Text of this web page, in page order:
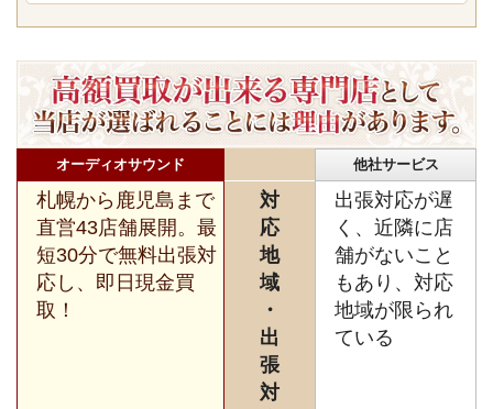
オーディオサウンド 他社サービス
札幌から鹿児島まで
直営43店舗展開。最
短30分で無料出張対
応し、即日現金買
取！
対
応
地
域
・
出
張
対
出張対応が遅
く、近隣に店
舗がないこと
もあり、対応
地域が限られ
ている